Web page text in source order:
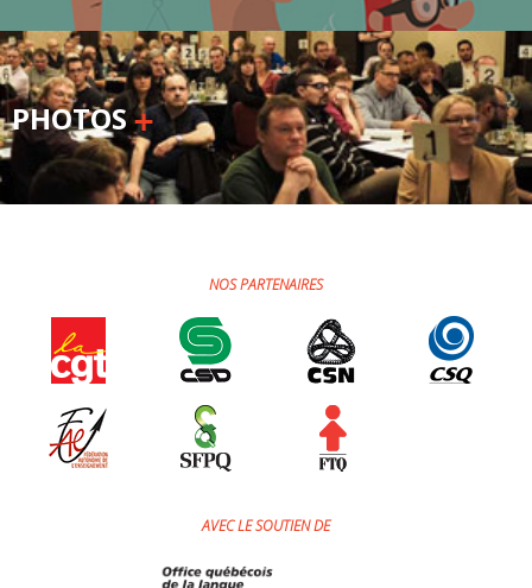
Capsules linguistiques
Jeux et outils terminolinguistiques
Intégration linguistique
Cours de français
Matériel à télécharger
PHOTOS
NOS PARTENAIRES
AVEC LE SOUTIEN DE